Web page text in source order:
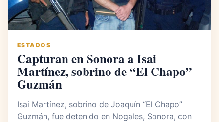
ESTADOS
Capturan en Sonora a Isai
Martínez, sobrino de “El Chapo”
Guzmán
Isai Martínez, sobrino de Joaquín “El Chapo”
Guzmán, fue detenido en Nogales, Sonora, con